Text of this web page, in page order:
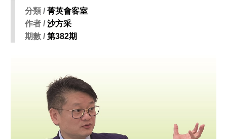
分類 /菁英會客室
作者 /沙方采
期數 /第382期